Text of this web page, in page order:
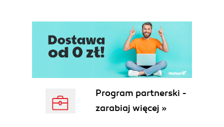
Program partnerski -
zarabiaj więcej »